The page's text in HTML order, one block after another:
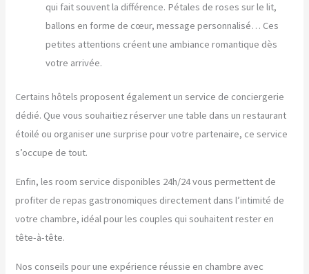
qui fait souvent la différence. Pétales de roses sur le lit,
ballons en forme de cœur, message personnalisé… Ces
petites attentions créent une ambiance romantique dès
votre arrivée.
Certains hôtels proposent également un service de conciergerie
dédié. Que vous souhaitiez réserver une table dans un restaurant
étoilé ou organiser une surprise pour votre partenaire, ce service
s’occupe de tout.
Enfin, les room service disponibles 24h/24 vous permettent de
profiter de repas gastronomiques directement dans l’intimité de
votre chambre, idéal pour les couples qui souhaitent rester en
tête-à-tête.
Nos conseils pour une expérience réussie en chambre avec